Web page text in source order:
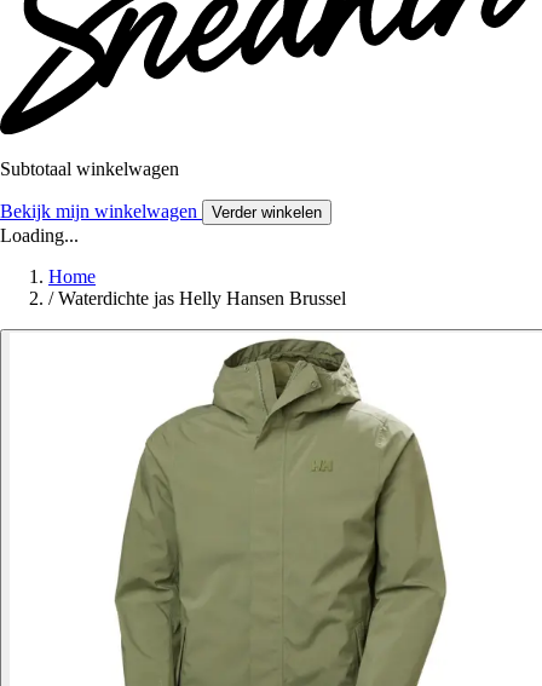
Subtotaal winkelwagen
Bekijk mijn winkelwagen Verder winkelen
Loading...
Home
/ Waterdichte jas Helly Hansen Brussel